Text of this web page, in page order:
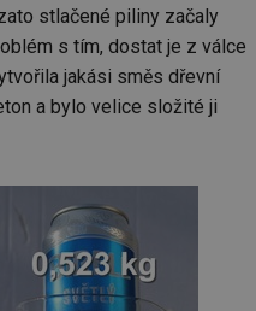
stlačené piliny začaly
s tím, dostat je z válce
jakási směs dřevní
a bylo velice složité ji